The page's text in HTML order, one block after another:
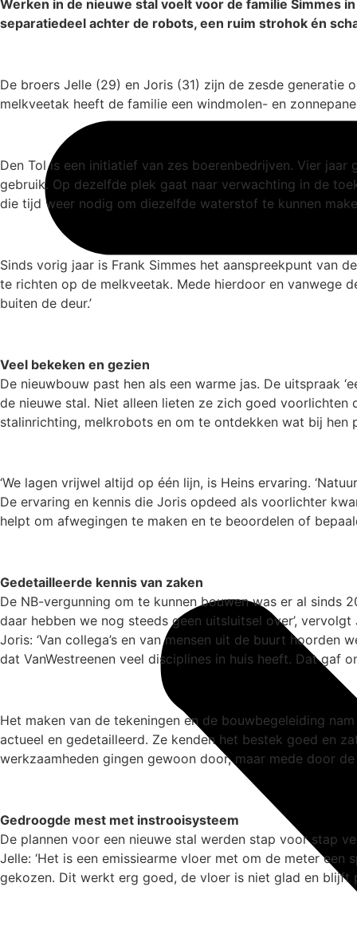
Werken in de nieuwe stal voelt voor de familie Simmes
separatiedeel achter de robots, een ruim strohok én
De broers Jelle (29) en Joris (31) zijn de zesde generatie
melkveetak heeft de familie een windmolen- en
Den Tol is een initiatief van zes boerenbedrijven. Vier
gebruik. Op dezelfde plek gaat naar verwachting in de
die tijd weer nodig om diezelfde waterstof te kunnen
Sinds vorig jaar is Frank Simmes het aanspreekpunt van
te richten op de melkveetak. Mede hierdoor en vanwege
buiten de deur.’
Veel bekeken en gezien
De nieuwbouw past hen als een warme jas. De uitspraak
de nieuwe stal. Niet alleen lieten ze zich goed
stalinrichting, melkrobots en om te ontdekken wat bij hen
‘We lagen vrijwel altijd op één lijn, is Heins ervaring.
De ervaring en kennis die Joris opdeed als voorlichter
helpt om afwegingen te maken en te beoordelen of
Gedetailleerde kennis van zaken
De NB-vergunning om te kunnen bouwen was er al sinds
daar hebben we nog steeds geen uitsluitsel over’,
Joris: ‘Van collega’s en van mensen uit de buurt
dat VanWestreenen veel disciplines in huis heeft. Dat gaf
Het maken van de tekeningen en de bouwbegeleiding
actueel en gedetailleerd. Ze kenden het bestek goed en
werkzaamheden gingen gewoon door, maar mede door
Gedroogde mest met instrooisysteem
De plannen voor een nieuwe stal werden stap voor stap
Jelle: ‘Het is een emissiearme vloer met om de meter
gekozen. Dit werkt erg goed, de vloer is niet glad en blijft